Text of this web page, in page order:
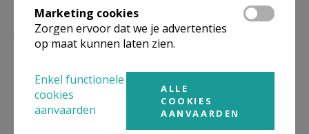
Lees meer
Marketing cookies
Zorgen ervoor dat we je advertenties
op maat kunnen laten zien.
Enkel functionele
cookies
aanvaarden
ALLE
COOKIES
AANVAARDEN